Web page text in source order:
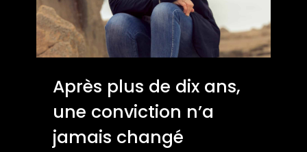
Après plus de dix ans,
une conviction n’a
jamais changé